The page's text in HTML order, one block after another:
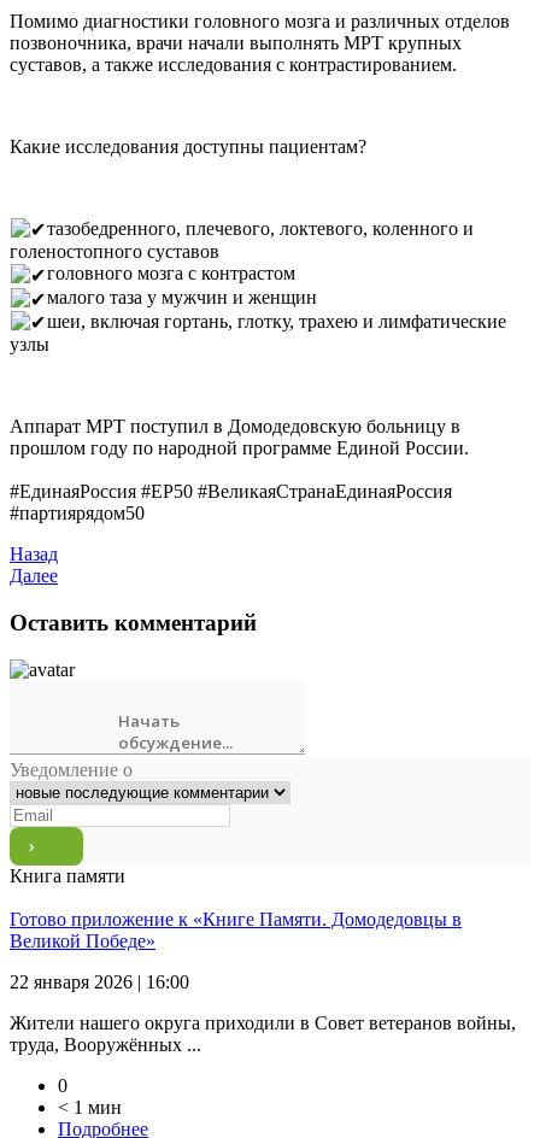
Помимо диагностики головного мозга и различных отделов
позвоночника, врачи начали выполнять МРТ крупных
суставов, а также исследования с контрастированием.
Какие исследования доступны пациентам?
тазобедренного, плечевого, локтевого, коленного и
голеностопного суставов
головного мозга с контрастом
малого таза у мужчин и женщин
шеи, включая гортань, глотку, трахею и лимфатические
узлы
Аппарат МРТ поступил в Домодедовскую больницу в
прошлом году по народной программе Единой России.
#ЕдинаяРоссия #ЕР50 #ВеликаяСтранаЕдинаяРоссия
#партиярядом50
Назад
Далее
Оставить комментарий
Уведомление о
Книга памяти
Готово приложение к «Книге Памяти. Домодедовцы в
Великой Победе»
22 января 2026 | 16:00
Жители нашего округа приходили в Совет ветеранов войны,
труда, Вооружённых ...
0
< 1 мин
Подробнее